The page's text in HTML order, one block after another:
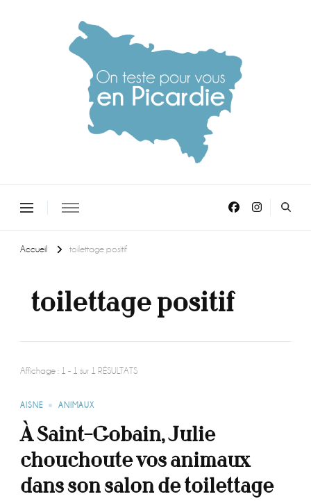
Accueil toilettage positif
toilettage positif
Affichage : 1 - 1 sur 1 RÉSULTATS
AISNE ANIMAUX
À Saint-Gobain, Julie
chouchoute vos animaux
dans son salon de toilettage